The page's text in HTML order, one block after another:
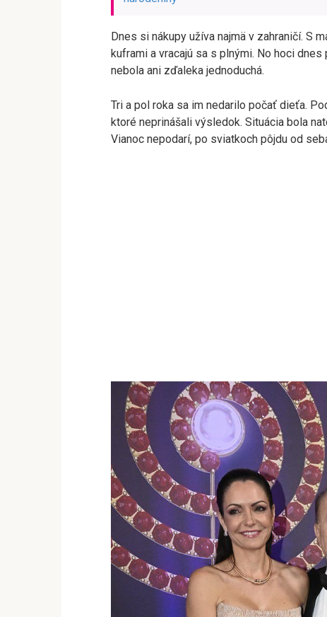
Dnes si nákupy užíva najmä v zahraničí. S
kuframi a vracajú sa s plnými. No hoci
nebola ani zďaleka jednoduchá.
Tri a pol roka sa im nedarilo počať dieťa.
ktoré neprinášali výsledok. Situácia bola
Vianoc nepodarí, po sviatkoch pôjdu od